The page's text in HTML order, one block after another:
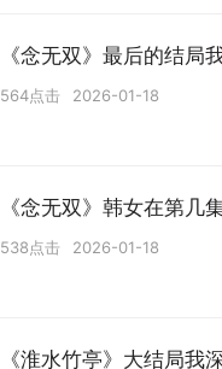
《念无双》最后的结局
564点击 2026-01-18
《念无双》韩女在第几
538点击 2026-01-18
《淮水竹亭》大结局我